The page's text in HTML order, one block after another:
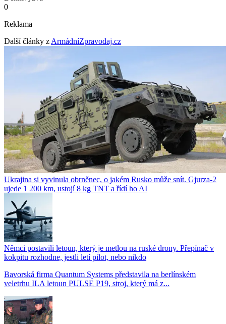
0
Reklama
Další články z ArmádníZpravodaj.cz
Ukrajina si vyvinula obrněnec, o jakém Rusko může snít. Gjurza-2
ujede 1 200 km, ustojí 8 kg TNT a řídí ho AI
Němci postavili letoun, který je metlou na ruské drony. Přepínač v
kokpitu rozhodne, jestli letí pilot, nebo nikdo
Bavorská firma Quantum Systems představila na berlínském
veletrhu ILA letoun PULSE P19, stroj, který má z...